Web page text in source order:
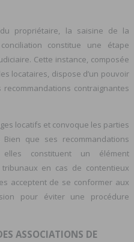
propriétaire, la saisine de la
constitue une étape
Cette instance, composée
locataires, dispose d’un pouvoir
contraignantes
locatifs et convoque les parties
que ses recommandations
constituent un élément
en cas de contentieux
acceptent de se conformer aux
pour éviter une procédure
ASSOCIATIONS DE